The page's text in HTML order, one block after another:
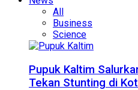
All
Business
Science
Pupuk Kaltim
Tekan Stunting di